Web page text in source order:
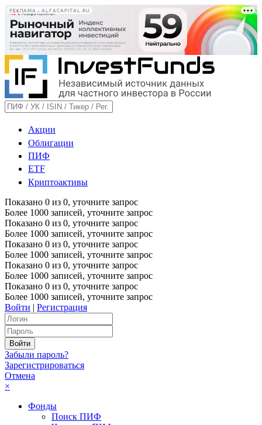
РЕКЛАМА • ALFACAPITAL.RU
Акции
Облигации
ПИФ
ETF
Криптоактивы
Показано 0 из 0, уточните запрос
Более 1000 записей, уточните запрос
Показано 0 из 0, уточните запрос
Более 1000 записей, уточните запрос
Показано 0 из 0, уточните запрос
Более 1000 записей, уточните запрос
Показано 0 из 0, уточните запрос
Более 1000 записей, уточните запрос
Показано 0 из 0, уточните запрос
Более 1000 записей, уточните запрос
Войти | Регистрация
Забыли пароль?
Зарегистрироваться
Отмена
×
Фонды
Поиск ПИФ